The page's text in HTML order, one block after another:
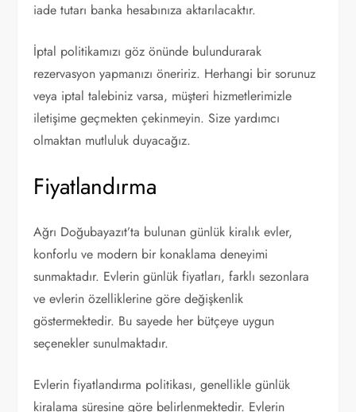
iade tutarı banka hesabınıza aktarılacaktır.
İptal politikamızı göz önünde bulundurarak
rezervasyon yapmanızı öneririz. Herhangi bir sorunuz
veya iptal talebiniz varsa, müşteri hizmetlerimizle
iletişime geçmekten çekinmeyin. Size yardımcı
olmaktan mutluluk duyacağız.
Fiyatlandırma
Ağrı Doğubayazıt’ta bulunan günlük kiralık evler,
konforlu ve modern bir konaklama deneyimi
sunmaktadır. Evlerin günlük fiyatları, farklı sezonlara
ve evlerin özelliklerine göre değişkenlik
göstermektedir. Bu sayede her bütçeye uygun
seçenekler sunulmaktadır.
Evlerin fiyatlandırma politikası, genellikle günlük
kiralama süresine göre belirlenmektedir. Evlerin